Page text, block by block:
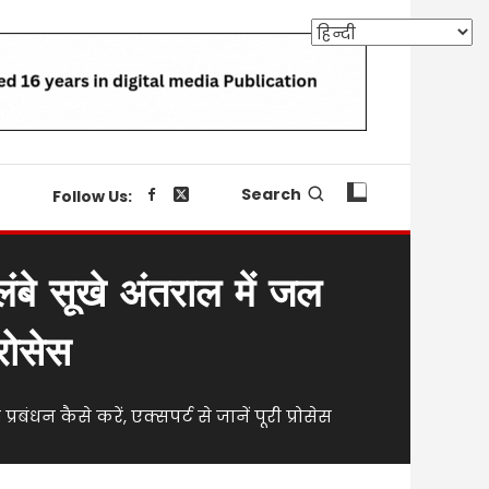
Follow Us: Search
लंबे सूखे अंतराल में जल
कैसे करें, एक्सपर्ट से जानें पूरी प्रोसेस